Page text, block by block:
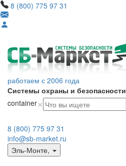
8 (800) 775 97 31
работаем с 2006 года
Системы охраны и безопасности
container×
8 (800) 775 97 31
info@sb-market.ru
Эль-Монте,